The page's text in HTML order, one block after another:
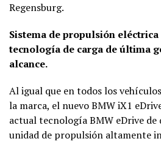
Regensburg.
Sistema de propulsión
tecnología de carga de última
alcance.
Al igual que en todos los
la marca, el nuevo BMW iX1
actual tecnología BMW eDrive de
unidad de propulsión altamente